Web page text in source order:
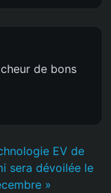
de bons
EV de
sera dévoilée le
»